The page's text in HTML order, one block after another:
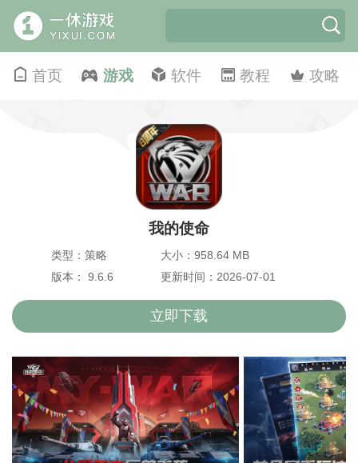
首页 游戏 软件 教程 攻略
我的使命
类型：策略
大小：958.64 MB
版本： 9.6.6
更新时间：2026-07-01
立即下载